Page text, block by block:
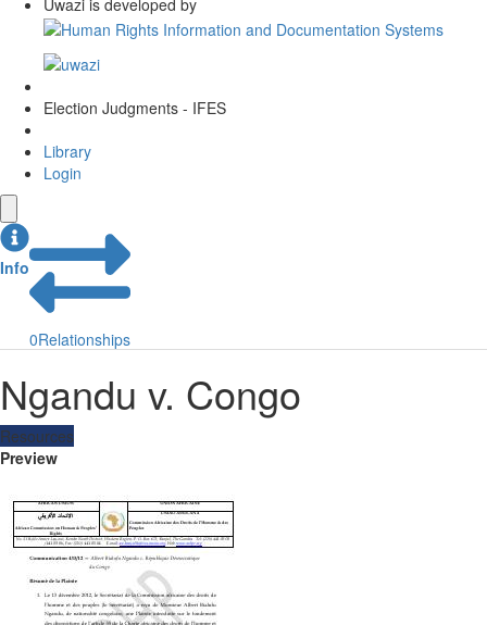
Uwazi is developed by
Election Judgments - IFES
Library
Login
Info
0Relationships
Ngandu v. Congo
Resources
Preview